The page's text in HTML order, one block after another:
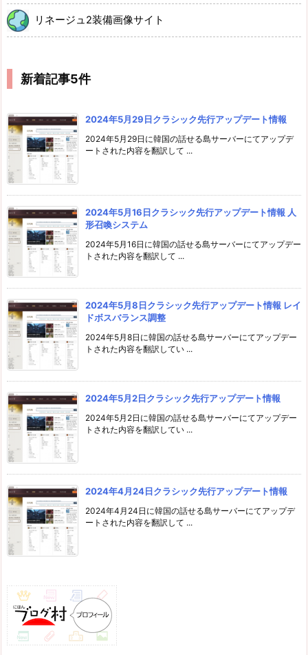
リネージュ2装備画像サイト
新着記事5件
2024年5月29日クラシック先行アップデート情報
2024年5月29日に韓国の話せる島サーバーにてアップデ
ートされた内容を翻訳して ...
2024年5月16日クラシック先行アップデート情報 人
形召喚システム
2024年5月16日に韓国の話せる島サーバーにてアップデー
トされた内容を翻訳して ...
2024年5月8日クラシック先行アップデート情報 レイ
ドボスバランス調整
2024年5月8日に韓国の話せる島サーバーにてアップデー
トされた内容を翻訳してい ...
2024年5月2日クラシック先行アップデート情報
2024年5月2日に韓国の話せる島サーバーにてアップデー
トされた内容を翻訳してい ...
2024年4月24日クラシック先行アップデート情報
2024年4月24日に韓国の話せる島サーバーにてアップデ
ートされた内容を翻訳して ...